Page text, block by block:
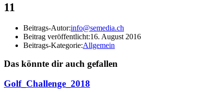
11
Beitrags-Autor:info@semedia.ch
Beitrag veröffentlicht:16. August 2016
Beitrags-Kategorie:Allgemein
Das könnte dir auch gefallen
Golf_Challenge_2018